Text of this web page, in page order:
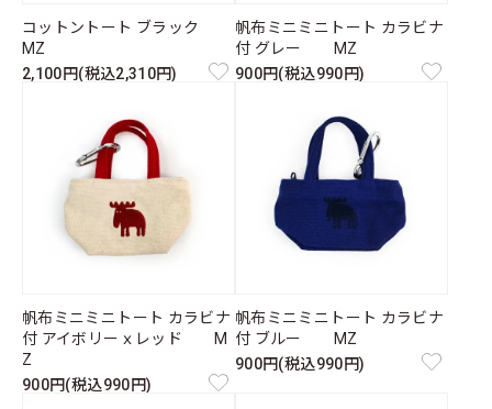
コットントート ブラック
MZ
2,100円(税込2,310円)
帆布ミニミニトート カラビナ
付 グレー MZ
900円(税込990円)
帆布ミニミニトート カラビナ
付 アイボリーｘレッド M
Z
900円(税込990円)
帆布ミニミニトート カラビナ
付 ブルー MZ
900円(税込990円)